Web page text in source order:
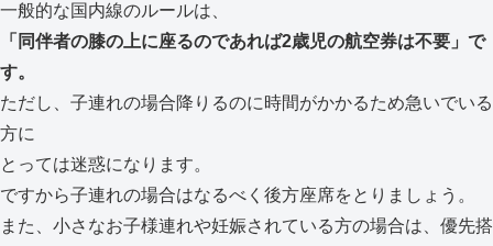
一般的な国内線のルールは、
「同伴者の膝の上に座るのであれば2歳児の航空券は不要」で
す。
ただし、子連れの場合降りるのに時間がかかるため急いでいる
方に
とっては迷惑になります。
ですから子連れの場合はなるべく後方座席をとりましょう。
また、小さなお子様連れや妊娠されている方の場合は、優先搭